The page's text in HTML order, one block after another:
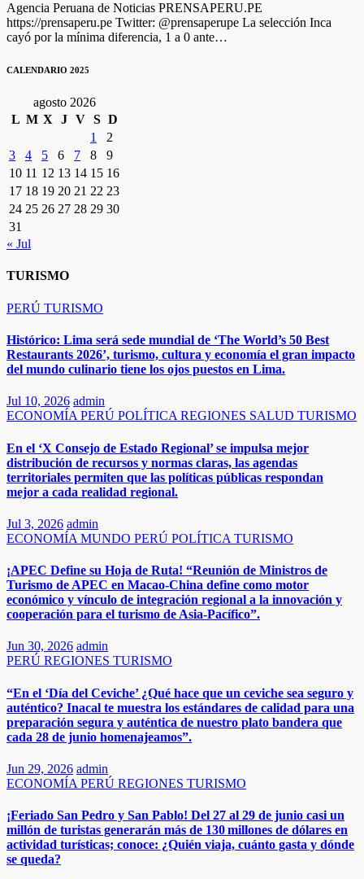
Agencia Peruana de Noticias PRENSAPERU.PE
https://prensaperu.pe Twitter: @prensaperupe La selección Inca
cayó por la mínima diferencia, 1 a 0 ante…
CALENDARIO 2025
agosto 2026
L M X J V S D
1
2
3
4 5 6 7 8
9
10 11 12 13 14 15 16
17 18 19 20 21 22 23
24 25 26 27 28 29 30
31
« Jul
TURISMO
PERÚ TURISMO
Histórico: Lima será sede mundial de ‘The World’s 50 Best
Restaurants 2026’, turismo, cultura y economía el gran impacto
del mundo culinario tiene los ojos puestos en Lima.
Jul 10, 2026 admin
ECONOMÍA PERÚ POLÍTICA REGIONES SALUD TURISMO
En el ‘X Consejo de Estado Regional’ se impulsa mejor
distribución de recursos y normas claras, las agendas
territoriales permiten que las políticas públicas respondan
mejor a cada realidad regional.
Jul 3, 2026 admin
ECONOMÍA MUNDO PERÚ POLÍTICA TURISMO
¡APEC Define su Hoja de Ruta! “Reunión de Ministros de
Turismo de APEC en Macao-China define como motor
económico y vínculo de integración regional a la innovación y
cooperación para el turismo de Asia‑Pacífico”.
Jun 30, 2026 admin
PERÚ REGIONES TURISMO
“En el ‘Día del Ceviche’ ¿Qué hace que un ceviche sea seguro y
auténtico? Inacal te muestra los estándares de calidad para una
preparación segura y auténtica de nuestro plato bandera que
cada 28 de junio homenajeamos”.​​
Jun 29, 2026 admin
ECONOMÍA PERÚ REGIONES TURISMO
¡Feriado San Pedro y San Pablo! Del 27 al 29 de junio casi un
millón de turistas generarán más de 130 millones de dólares en
actividad turísticas; conoce: ¿Quién viaja, cuánto gasta y dónde
se queda?​